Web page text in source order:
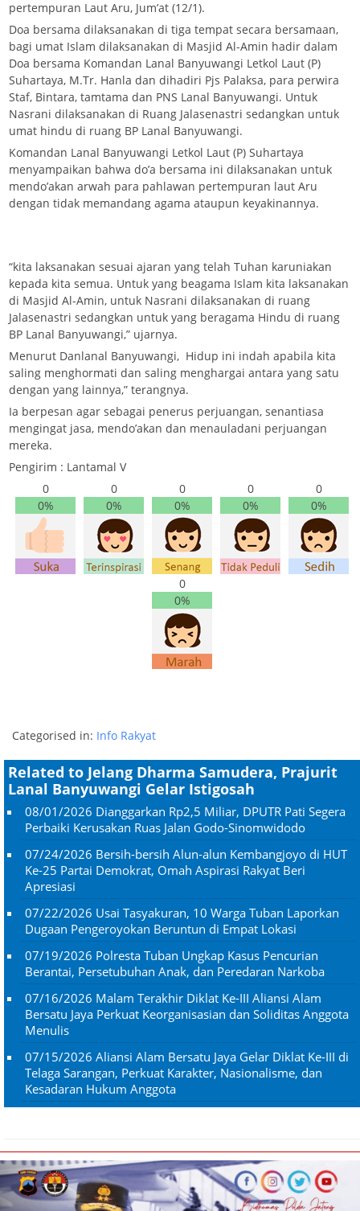
pertempuran Laut Aru, Jum’at (12/1).
Doa bersama dilaksanakan di tiga tempat secara bersamaan,
bagi umat Islam dilaksanakan di Masjid Al-Amin hadir dalam
Doa bersama Komandan Lanal Banyuwangi Letkol Laut (P)
Suhartaya, M.Tr. Hanla dan dihadiri Pjs Palaksa, para perwira
Staf, Bintara, tamtama dan PNS Lanal Banyuwangi. Untuk
Nasrani dilaksanakan di Ruang Jalasenastri sedangkan untuk
umat hindu di ruang BP Lanal Banyuwangi.
Komandan Lanal Banyuwangi Letkol Laut (P) Suhartaya
menyampaikan bahwa do’a bersama ini dilaksanakan untuk
mendo’akan arwah para pahlawan pertempuran laut Aru
dengan tidak memandang agama ataupun keyakinannya.
“kita laksanakan sesuai ajaran yang telah Tuhan karuniakan
kepada kita semua. Untuk yang beagama Islam kita laksanakan
di Masjid Al-Amin, untuk Nasrani dilaksanakan di ruang
Jalasenastri sedangkan untuk yang beragama Hindu di ruang
BP Lanal Banyuwangi,” ujarnya.
Menurut Danlanal Banyuwangi, Hidup ini indah apabila kita
saling menghormati dan saling menghargai antara yang satu
dengan yang lainnya,” terangnya.
Ia berpesan agar sebagai penerus perjuangan, senantiasa
mengingat jasa, mendo’akan dan menauladani perjuangan
mereka.
Pengirim : Lantamal V
0
0%
0
0%
0
0%
0
0%
0
0%
0
0%
Categorised in: Info Rakyat
Related to Jelang Dharma Samudera, Prajurit
Lanal Banyuwangi Gelar Istigosah
08/01/2026 Dianggarkan Rp2,5 Miliar, DPUTR Pati Segera
Perbaiki Kerusakan Ruas Jalan Godo-Sinomwidodo
07/24/2026 Bersih-bersih Alun-alun Kembangjoyo di HUT
Ke-25 Partai Demokrat, Omah Aspirasi Rakyat Beri
Apresiasi
07/22/2026 Usai Tasyakuran, 10 Warga Tuban Laporkan
Dugaan Pengeroyokan Beruntun di Empat Lokasi
07/19/2026 Polresta Tuban Ungkap Kasus Pencurian
Berantai, Persetubuhan Anak, dan Peredaran Narkoba
07/16/2026 Malam Terakhir Diklat Ke-III Aliansi Alam
Bersatu Jaya Perkuat Keorganisasian dan Soliditas Anggota
Menulis
07/15/2026 Aliansi Alam Bersatu Jaya Gelar Diklat Ke-III di
Telaga Sarangan, Perkuat Karakter, Nasionalisme, dan
Kesadaran Hukum Anggota